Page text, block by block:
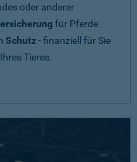
oder anderer
für Pferde
Schutz- finanziell für Sie
Tieres.